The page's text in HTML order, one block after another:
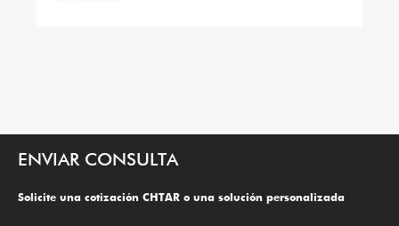
ENVIAR CONSULTA
Solicite una cotización CHTAR o una solución personalizada